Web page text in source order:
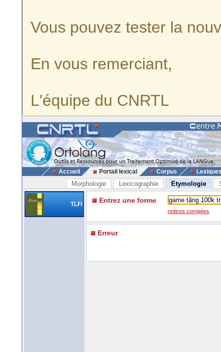
Vous pouvez tester la
En vous remerciant,
L'équipe du CNRTL
Accueil Portail lexical Corpus
Morphologie Lexicographie Etymologie
TLFi Entrez une forme
notices corrigées
Erreur